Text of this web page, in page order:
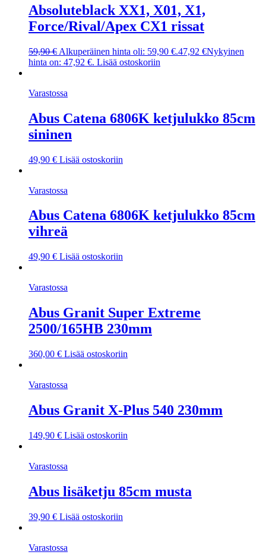
Absoluteblack XX1, X01, X1,
Force/Rival/Apex CX1 rissat
59,90€ Alkuperäinen hinta oli: 59,90 €.47,92 €Nykyinen
hinta on: 47,92 €. Lisää ostoskoriin
Varastossa
Abus Catena 6806K ketjulukko 85cm
sininen
49,90 € Lisää ostoskoriin
Varastossa
Abus Catena 6806K ketjulukko 85cm
vihreä
49,90 € Lisää ostoskoriin
Varastossa
Abus Granit Super Extreme
2500/165HB 230mm
360,00 € Lisää ostoskoriin
Varastossa
Abus Granit X-Plus 540 230mm
149,90 € Lisää ostoskoriin
Varastossa
Abus lisäketju 85cm musta
39,90 € Lisää ostoskoriin
Varastossa